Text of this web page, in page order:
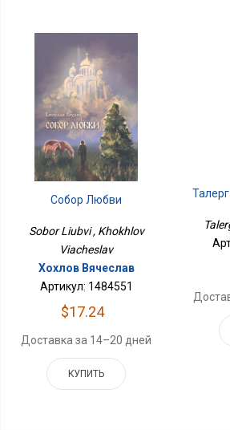
Собор Любви
Sobor Liubvi , Khokhlov
Viacheslav
Хохлов Вячеслав
Артикул: 1484551
$17.24
Доставка за 14–20 дней
КУПИТЬ